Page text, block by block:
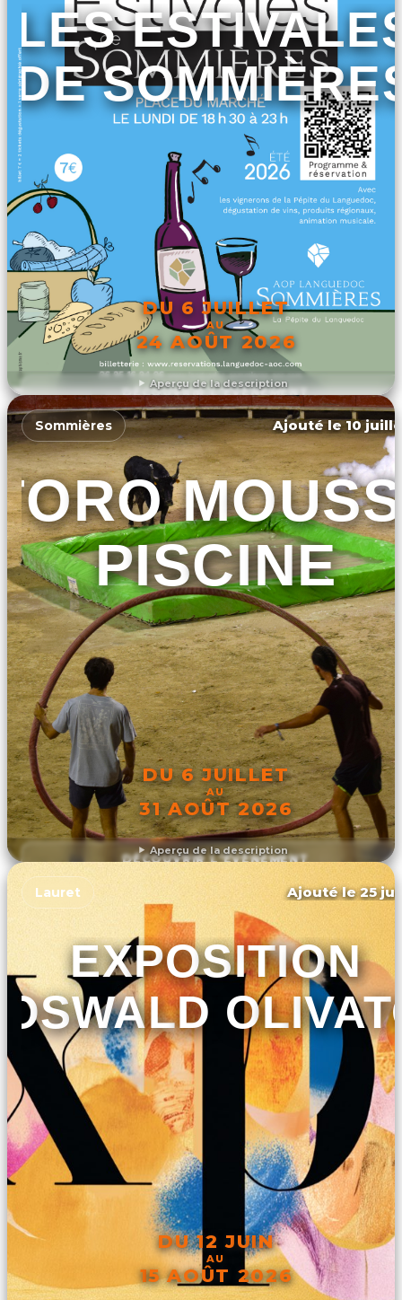
Aperçu de la description
LES
DE
DU 6 JUILLET
AU
24 AOÛT 2026
DÉCOUVRIR L'ÉVÉNEMENT
Aperçu de la description
Sommières Ajouté le 10
PISCINE
DU 6 JUILLET
AU
31 AOÛT 2026
DÉCOUVRIR L'ÉVÉNEMENT
Lauret Ajouté le 25
EXPOSITION
OSWALD
DU 12 JUIN
AU
15 AOÛT 2026